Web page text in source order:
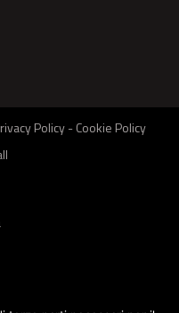
Policy-Cookie Policy